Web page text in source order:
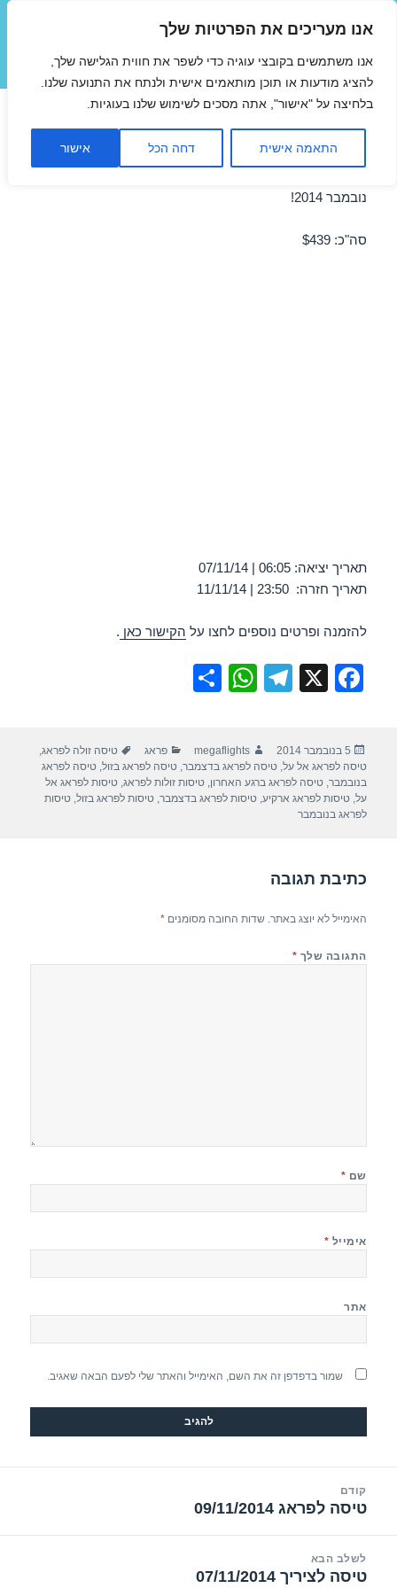
אנו מעריכים את הפרטיות שלך
אנו משתמשים בקובצי עוגיה כדי לשפר את חווית הגלישה שלך,
להציג מודעות או תוכן מותאמים אישית ולנתח את התנועה שלנו.
בלחיצה על "אישור", אתה מסכים לשימוש שלנו בעוגיות.
התאמה אישית דחה הכל אישור
תפריטים
ווידג'טים
טיסה לפראג 07/11/2014
נובמבר 2014!
סה"כ: $439
תאריך יציאה: 06:05 | 07/11/14
תאריך חזרה: 23:50 | 11/11/14
להזמנה ופרטים נוספים לחצו על הקישור כאן .
F
e
b
o
k
X
T
gr
a
W
s
A
e
פורסם
בתאריך
5 בנובמבר 2014 מחבר
megaflights קטגוריות
פראג תגיות
טיסה זולה לפראג,
טיסה לפראג אל על,טיסה לפראג בדצמבר,טיסה לפראג בזול,טיסה לפראג
בנובמבר,טיסה לפראג ברגע האחרון,טיסות זולות לפראג,טיסות לפראג אל
על,טיסות לפראג ארקיע,טיסות לפראג בדצמבר,טיסות לפראג בזול,טיסות
לפראג בנובמבר
כתיבת תגובה
האימייל לא יוצג באתר. שדות החובה מסומנים*
התגובה שלך *
שם *
אימייל *
אתר
שמור בדפדפן זה את השם, האימייל והאתר שלי לפעם הבאה שאגיב.
קודם
הפוסט
טיסה לפראג 09/11/2014
לשלב הבא
הפוסט
טיסה לציריך 07/11/2014